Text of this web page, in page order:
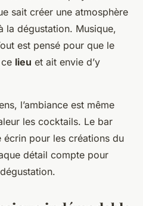
sait créer une atmosphère
la dégustation. Musique,
est pensé pour que le
lieu et ait envie d’y
l’ambiance est même
les cocktails. Le bar
pour les créations du
détail compte pour